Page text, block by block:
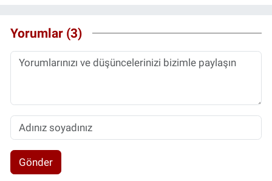
Yorumlar (3)
Gönder